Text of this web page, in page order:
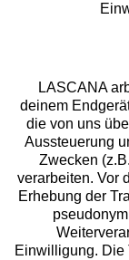
Services
Beratung
Über uns
LASCANA
deinem
die von uns
Aussteuerung
Zwecken
verarbeiten. Vor
Erhebung der
Einwilligung. Die